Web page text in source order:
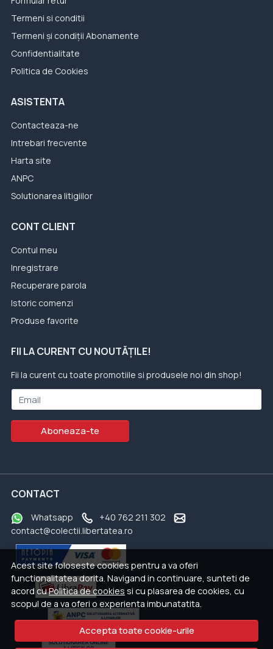
Acest site foloseste cookies pentru a va oferi
functionalitatea dorita. Navigand in continuare, sunteti de
acord cuPolitica de cookies si cu plasarea de cookies, cu
scopul de a va oferi o experienta imbunatatita.
Accepta toate cookie-urile
Termeni si conditii
Termeni și condiții Abonamente
Confidentialitate
Politica de Cookies
ASISTENTA
Contacteaza-ne
Intrebari frecvente
Harta site
ANPC
Solutionarea litigiilor
CONT CLIENT
Contul meu
Inregistrare
Recuperare parola
Istoric comenzi
Produse favorite
FII LA CURENT CU NOUTĂȚILE!
Fii la curent cu toate promotiile si produsele noi din shop!
Email
Aboneaza-te
CONTACT
Whatsapp
+40 762 211 302
contact@colectii.libertatea.ro